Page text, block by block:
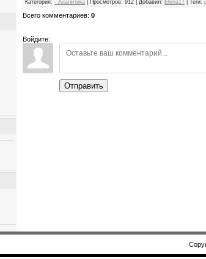
Категория: - Аналитика Просмотров: 912 |Добавил: Elena17 |Теги:
Всего комментариев:0
Войдите:
Отправить